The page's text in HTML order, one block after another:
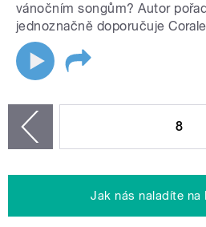
vánočním songům? Autor
jednoznačně doporučuje
8
Jak nás naladíte na